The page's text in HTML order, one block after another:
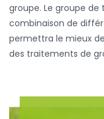
groupe. Le groupe de
combinaison de
permettra le mieux
des traitements de